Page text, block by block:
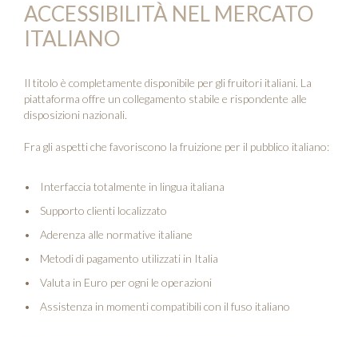
ACCESSIBILITÀ NEL MERCATO
ITALIANO
Il titolo è completamente disponibile per gli fruitori italiani. La
piattaforma offre un collegamento stabile e rispondente alle
disposizioni nazionali.
Fra gli aspetti che favoriscono la fruizione per il pubblico italiano:
Interfaccia totalmente in lingua italiana
Supporto clienti localizzato
Aderenza alle normative italiane
Metodi di pagamento utilizzati in Italia
Valuta in Euro per ogni le operazioni
Assistenza in momenti compatibili con il fuso italiano